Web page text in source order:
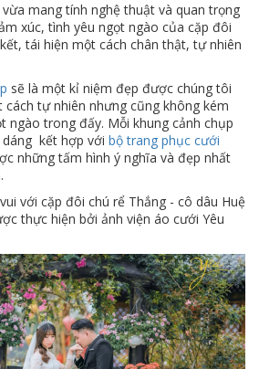
mang tính nghệ thuật và quan trọng
xúc, tình yêu ngọt ngào của cặp đôi
tái hiện một cách chân thật, tự nhiên
sẽ là một kỉ niệm đẹp được chúng tôi
tự nhiên nhưng cũng không kém
ngào trong đấy. Mỗi khung cảnh chụp
kết hợp với bộ trang phục cưới
những tấm hình ý nghĩa và đẹp nhất
với cặp đôi chú rể Thắng - cô dâu Huệ
thực hiện bởi ảnh viện áo cưới Yêu